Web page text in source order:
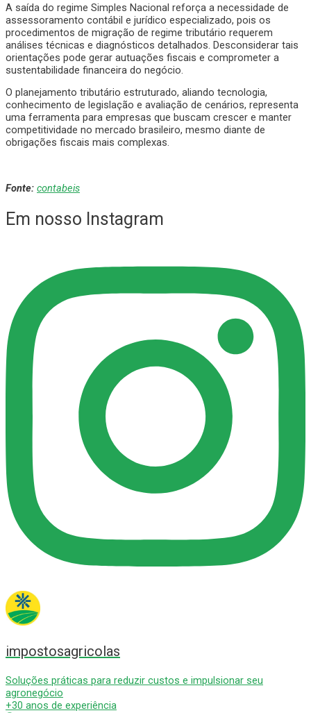
A saída do regime Simples Nacional reforça a necessidade de
assessoramento contábil e jurídico especializado, pois os
procedimentos de migração de regime tributário requerem
análises técnicas e diagnósticos detalhados. Desconsiderar tais
orientações pode gerar autuações fiscais e comprometer a
sustentabilidade financeira do negócio.
O planejamento tributário estruturado, aliando tecnologia,
conhecimento de legislação e avaliação de cenários, representa
uma ferramenta para empresas que buscam crescer e manter
competitividade no mercado brasileiro, mesmo diante de
obrigações fiscais mais complexas.
Fonte: contabeis
Em nosso Instagram
impostosagricolas
Soluções práticas para reduzir custos e impulsionar seu
agronegócio
+30 anos de experiência